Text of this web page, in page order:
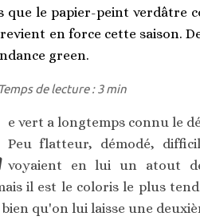
le papier-peint verdâtre
en force cette saison.
green.
Temps de lecture : 3 min
e vert a longtemps connu le
Peu flatteur, démodé,
voyaient en lui un atout
il est le coloris le plus
qu'on lui laisse une